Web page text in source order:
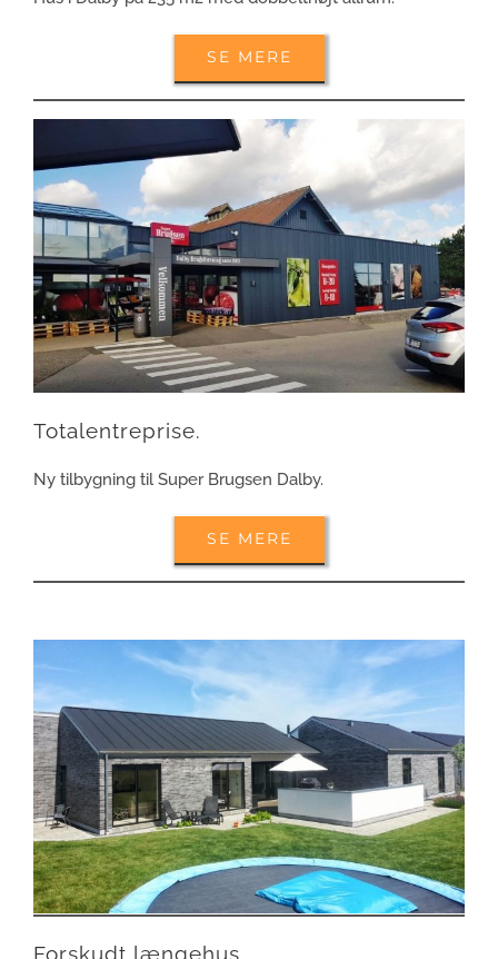
SE MERE
Totalentreprise.
Ny tilbygning til Super Brugsen Dalby.
SE MERE